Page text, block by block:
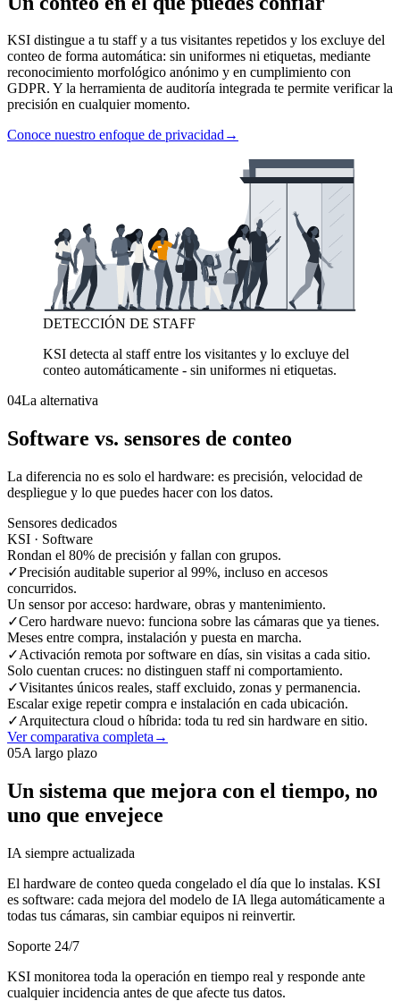
KSI distingue a tu staff y a tus visitantes repetidos y los excluye del
conteo de forma automática: sin uniformes ni etiquetas, mediante
reconocimiento morfológico anónimo y en cumplimiento con
GDPR. Y la herramienta de auditoría integrada te permite verificar la
precisión en cualquier momento.
Conoce nuestro enfoque de privacidad→
DETECCIÓN DE STAFF
KSI detecta al staff entre los visitantes y lo excluye del
conteo automáticamente - sin uniformes ni etiquetas.
04La alternativa
Software vs. sensores de conteo
La diferencia no es solo el hardware: es precisión, velocidad de
despliegue y lo que puedes hacer con los datos.
Sensores dedicados
KSI · Software
Rondan el 80% de precisión y fallan con grupos.
✓Precisión auditable superior al 99%, incluso en accesos
concurridos.
Un sensor por acceso: hardware, obras y mantenimiento.
✓Cero hardware nuevo: funciona sobre las cámaras que ya tienes.
Meses entre compra, instalación y puesta en marcha.
✓Activación remota por software en días, sin visitas a cada sitio.
Solo cuentan cruces: no distinguen staff ni comportamiento.
✓Visitantes únicos reales, staff excluido, zonas y permanencia.
Escalar exige repetir compra e instalación en cada ubicación.
✓Arquitectura cloud o híbrida: toda tu red sin hardware en sitio.
Ver comparativa completa →
05A largo plazo
Un sistema que mejora con el tiempo, no
uno que envejece
IA siempre actualizada
El hardware de conteo queda congelado el día que lo instalas. KSI
es software: cada mejora del modelo de IA llega automáticamente a
todas tus cámaras, sin cambiar equipos ni reinvertir.
Soporte 24/7
KSI monitorea toda la operación en tiempo real y responde ante
cualquier incidencia antes de que afecte tus datos.